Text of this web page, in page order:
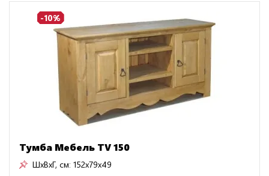
-10%
Тумба Мебель TV 150
ШxВxГ, см: 152x79x49